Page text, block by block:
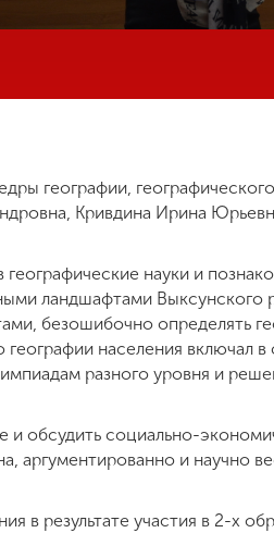
географии,
Кривдина Ирина
науки и
ландшафтами Выксунского
безошибочно определять
населения включал
разного уровня и
обсудить социально-
аргументированно и научно
в результате участия в 2-х